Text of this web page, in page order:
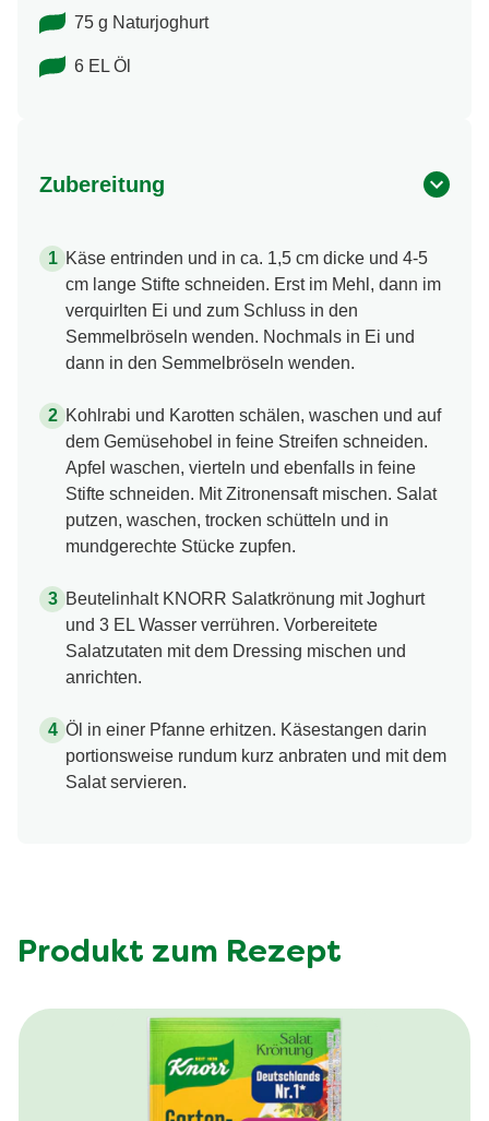
75 g Naturjoghurt
6 EL Öl
Zubereitung
Käse entrinden und in ca. 1,5 cm dicke und 4-5
cm lange Stifte schneiden. Erst im Mehl, dann im
verquirlten Ei und zum Schluss in den
Semmelbröseln wenden. Nochmals in Ei und
dann in den Semmelbröseln wenden.
Kohlrabi und Karotten schälen, waschen und auf
dem Gemüsehobel in feine Streifen schneiden.
Apfel waschen, vierteln und ebenfalls in feine
Stifte schneiden. Mit Zitronensaft mischen. Salat
putzen, waschen, trocken schütteln und in
mundgerechte Stücke zupfen.
Beutelinhalt KNORR Salatkrönung mit Joghurt
und 3 EL Wasser verrühren. Vorbereitete
Salatzutaten mit dem Dressing mischen und
anrichten.
Öl in einer Pfanne erhitzen. Käsestangen darin
portionsweise rundum kurz anbraten und mit dem
Salat servieren.
Produkt zum Rezept